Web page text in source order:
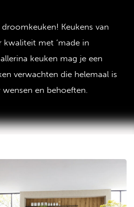
Keukens van
kwaliteit met ‘made in
keuken mag je een
verwachten die helemaal is
en behoeften.